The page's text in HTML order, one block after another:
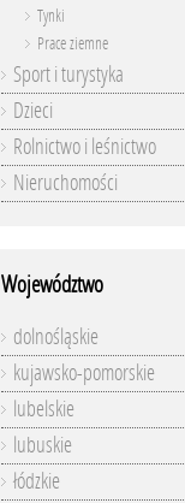
Tynki
Prace ziemne
Sport i turystyka
Dzieci
Rolnictwo i leśnictwo
Nieruchomości
Województwo
dolnośląskie
kujawsko-pomorskie
lubelskie
lubuskie
łódzkie